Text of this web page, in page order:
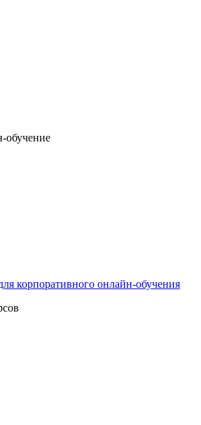
обучение
корпоративного онлайн‑обучения